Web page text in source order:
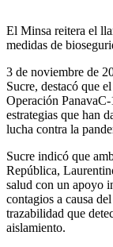
El Minsa reitera el
medidas de
3 de noviembre de
Sucre, destacó que
Operación
estrategias que han
lucha contra la
Sucre indicó que
República,
salud con un apoyo
contagios a causa
trazabilidad que
aislamiento.